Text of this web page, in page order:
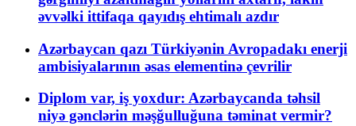
əvvəlki ittifaqa qayıdış ehtimalı azdır
Azərbaycan qazı Türkiyənin Avropadakı enerji
ambisiyalarının əsas elementinə çevrilir
Diplom var, iş yoxdur: Azərbaycanda təhsil
niyə gənclərin məşğulluğuna təminat vermir?